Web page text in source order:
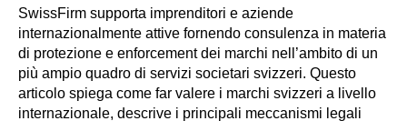
SwissFirm supporta imprenditori e aziende
internazionalmente attive fornendo consulenza in materia
di protezione e enforcement dei marchi nell’ambito di un
più ampio quadro di servizi societari svizzeri. Questo
articolo spiega come far valere i marchi svizzeri a livello
internazionale, descrive i principali meccanismi legali